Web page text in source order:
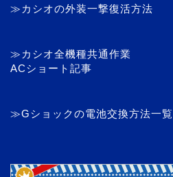
≫カシオの外装一撃復活方法
≫カシオ全機種共通作業
ACショート記事
≫Gショックの電池交換方法一覧